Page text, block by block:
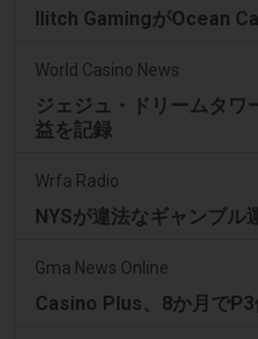
Ilitch GamingがOcean
World Casino News
ジェジュ・ドリームタワ
益を記録
Wrfa Radio
NYSが違法なギャンブル
Gma News Online
Casino Plus、8か月で